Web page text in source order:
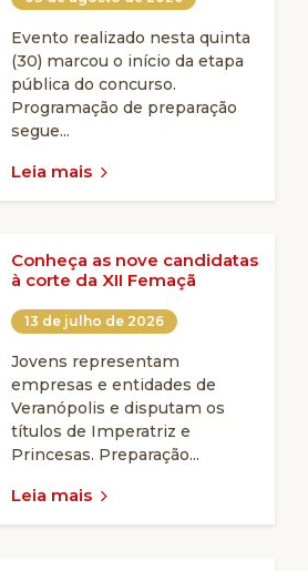
Evento realizado nesta quinta
(30) marcou o início da etapa
pública do concurso.
Programação de preparação
segue...
Leia mais
Conheça as nove candidatas
à corte da XII Femaçã
13 de julho de 2026
Jovens representam
empresas e entidades de
Veranópolis e disputam os
títulos de Imperatriz e
Princesas. Preparação...
Leia mais